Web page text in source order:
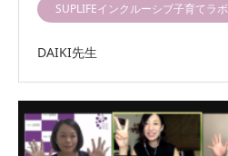
SUPLIFEインクルーシブ子育てラボ
DAIKI先生